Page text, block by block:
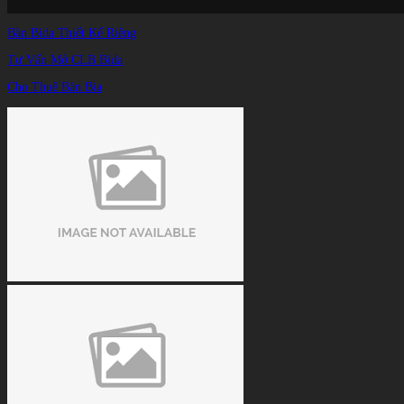
Bàn Bida Thiết Kế Riêng
Tư Vấn Mở CLB Bida
Cho Thuê Bàn Bia